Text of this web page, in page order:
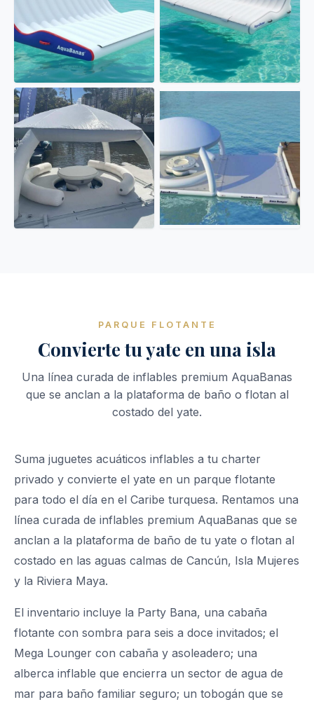
PARQUE FLOTANTE
Convierte tu yate en una isla
Una línea curada de inflables premium AquaBanas
que se anclan a la plataforma de baño o flotan al
costado del yate.
Suma juguetes acuáticos inflables a tu charter
privado y convierte el yate en un parque flotante
para todo el día en el Caribe turquesa. Rentamos una
línea curada de inflables premium AquaBanas que se
anclan a la plataforma de baño de tu yate o flotan al
costado en las aguas calmas de Cancún, Isla Mujeres
y la Riviera Maya.
El inventario incluye la Party Bana, una cabaña
flotante con sombra para seis a doce invitados; el
Mega Lounger con cabaña y asoleadero; una
alberca inflable que encierra un sector de agua de
mar para baño familiar seguro; un tobogán que se